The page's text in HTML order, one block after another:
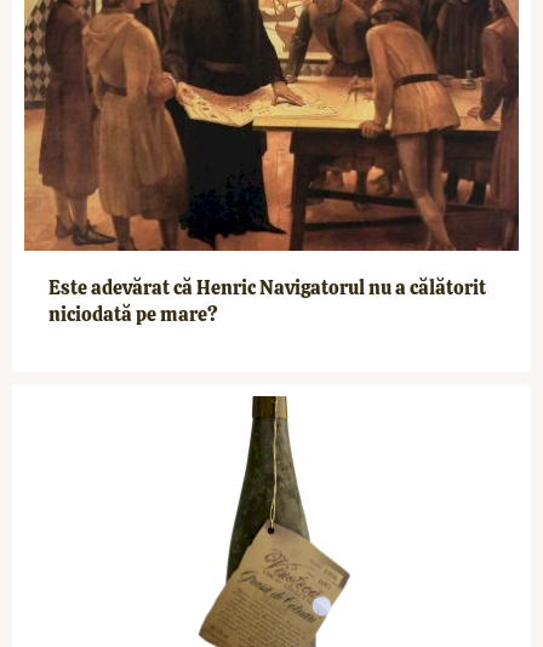
Este adevărat că Henric Navigatorul nu a călătorit
niciodată pe mare?